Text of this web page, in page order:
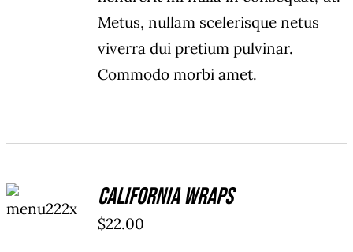
Metus, nullam scelerisque netus
viverra dui pretium pulvinar.
Commodo morbi amet.
CART
/
California Wraps
$22.00